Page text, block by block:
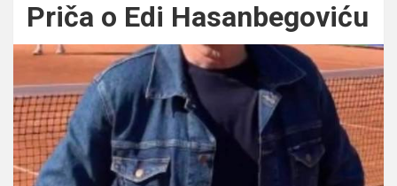
Priča o Edi Hasanbegoviću